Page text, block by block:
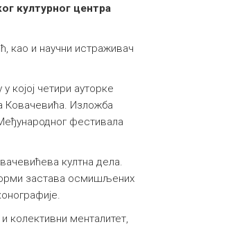
културног центрa
као и научни истраживач
којој четири ауторке
Ковачевића. Изложба
фестивала
култна дела.
застава осмишљених
колективни менталитет,